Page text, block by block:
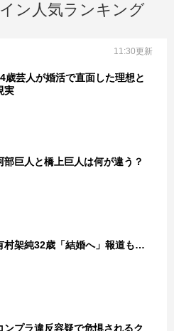
ン人気ランキング
11:30更新
歳芸人が婚活で直面した理想と
実
部巨人と橋上巨人は何が違う？
村架純32歳「結婚へ」報道も…
ンプラ違反容疑で危惧されるク